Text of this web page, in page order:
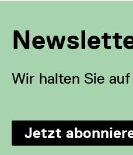
Wir halten Sie
Jetzt